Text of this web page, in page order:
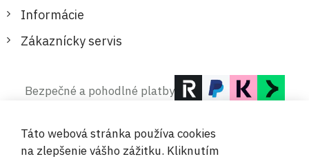
Informácie
Zákaznícky servis
Bezpečné a pohodlné platby
Táto webová stránka používa cookies
na zlepšenie vášho zážitku. Kliknutím